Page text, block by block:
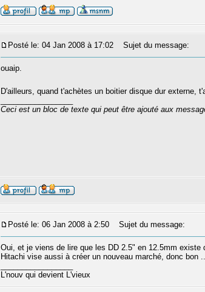
Posté le: 04 Jan 2008 à 17:02 Sujet du message:
ouaip.
D'ailleurs, quand t'achètes un boitier disque dur externe,
Ceci est un bloc de texte qui peut être ajouté aux
Posté le: 06 Jan 2008 à 2:50 Sujet du message:
Oui, et je viens de lire que les DD 2.5" en 12.5mm
Hitachi vise aussi à créer un nouveau marché, donc bon
L'nouv qui devient L'vieux